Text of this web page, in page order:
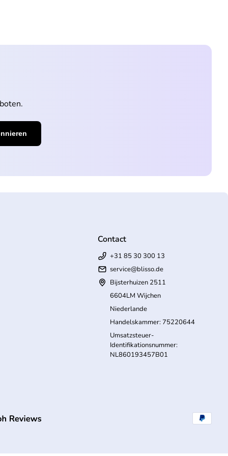
Contact
+31 85 30 300 13
service@blisso.de
Bijsterhuizen 2511
6604LM Wijchen
Niederlande
Handelskammer: 75220644
Umsatzsteuer-
Identifikationsnummer:
NL860193457B01